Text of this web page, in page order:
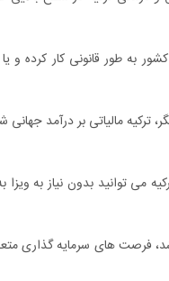
به طور قانونی کار کرده و
ترکیه مالیاتی بر درآمد
فرصت های سرمایه گذاری